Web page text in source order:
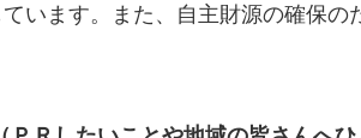
います。また、自主財源の確保の